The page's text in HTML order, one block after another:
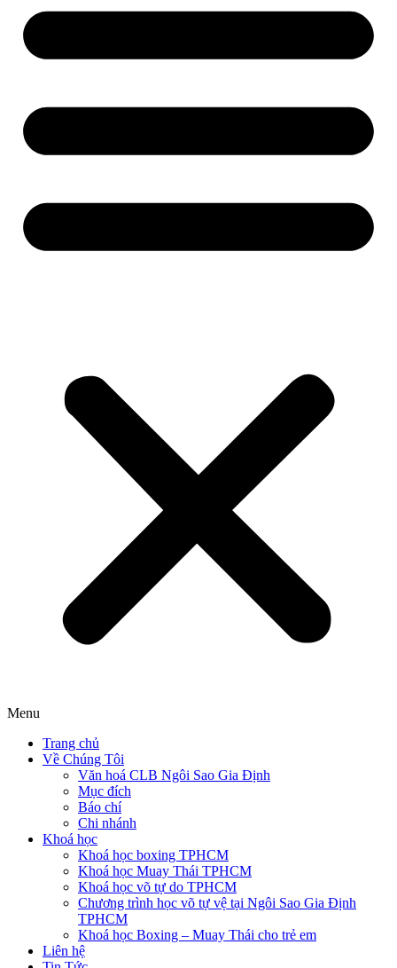
Menu
Trang chủ
Về Chúng Tôi
Văn hoá CLB Ngôi Sao Gia Định
Mục đích
Báo chí
Chi nhánh
Khoá học
Khoá học boxing TPHCM
Khoá học Muay Thái TPHCM
Khoá học võ tự do TPHCM
Chương trình học võ tự vệ tại Ngôi Sao Gia Định
TPHCM
Khoá học Boxing – Muay Thái cho trẻ em
Liên hệ